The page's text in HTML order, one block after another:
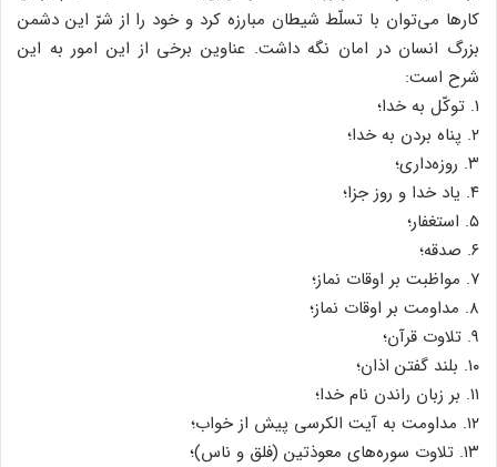
کارها می‌توان با تسلّط شیطان مبارزه کرد و خود را از شرّ این دشمن
بزرگ انسان در امان نگه داشت. عناوین برخی از این امور به این
شرح است:
۱. توکّل به خدا؛
۲. پناه بردن به خدا؛
۳. روزه‌داری؛
۴. یاد خدا و روز جزا؛
۵. استغفار؛
۶. صدقه؛
۷. مواظبت بر اوقات نماز؛
۸. مداومت بر اوقات نماز؛
۹. تلاوت قرآن؛
۱۰. بلند گفتن اذان؛
۱۱. بر زبان راندن نام خدا؛
۱۲. مداومت به آیت الکرسی پیش از خواب؛
۱۳. تلاوت سوره‌های معوذتین (فلق و ناس)؛